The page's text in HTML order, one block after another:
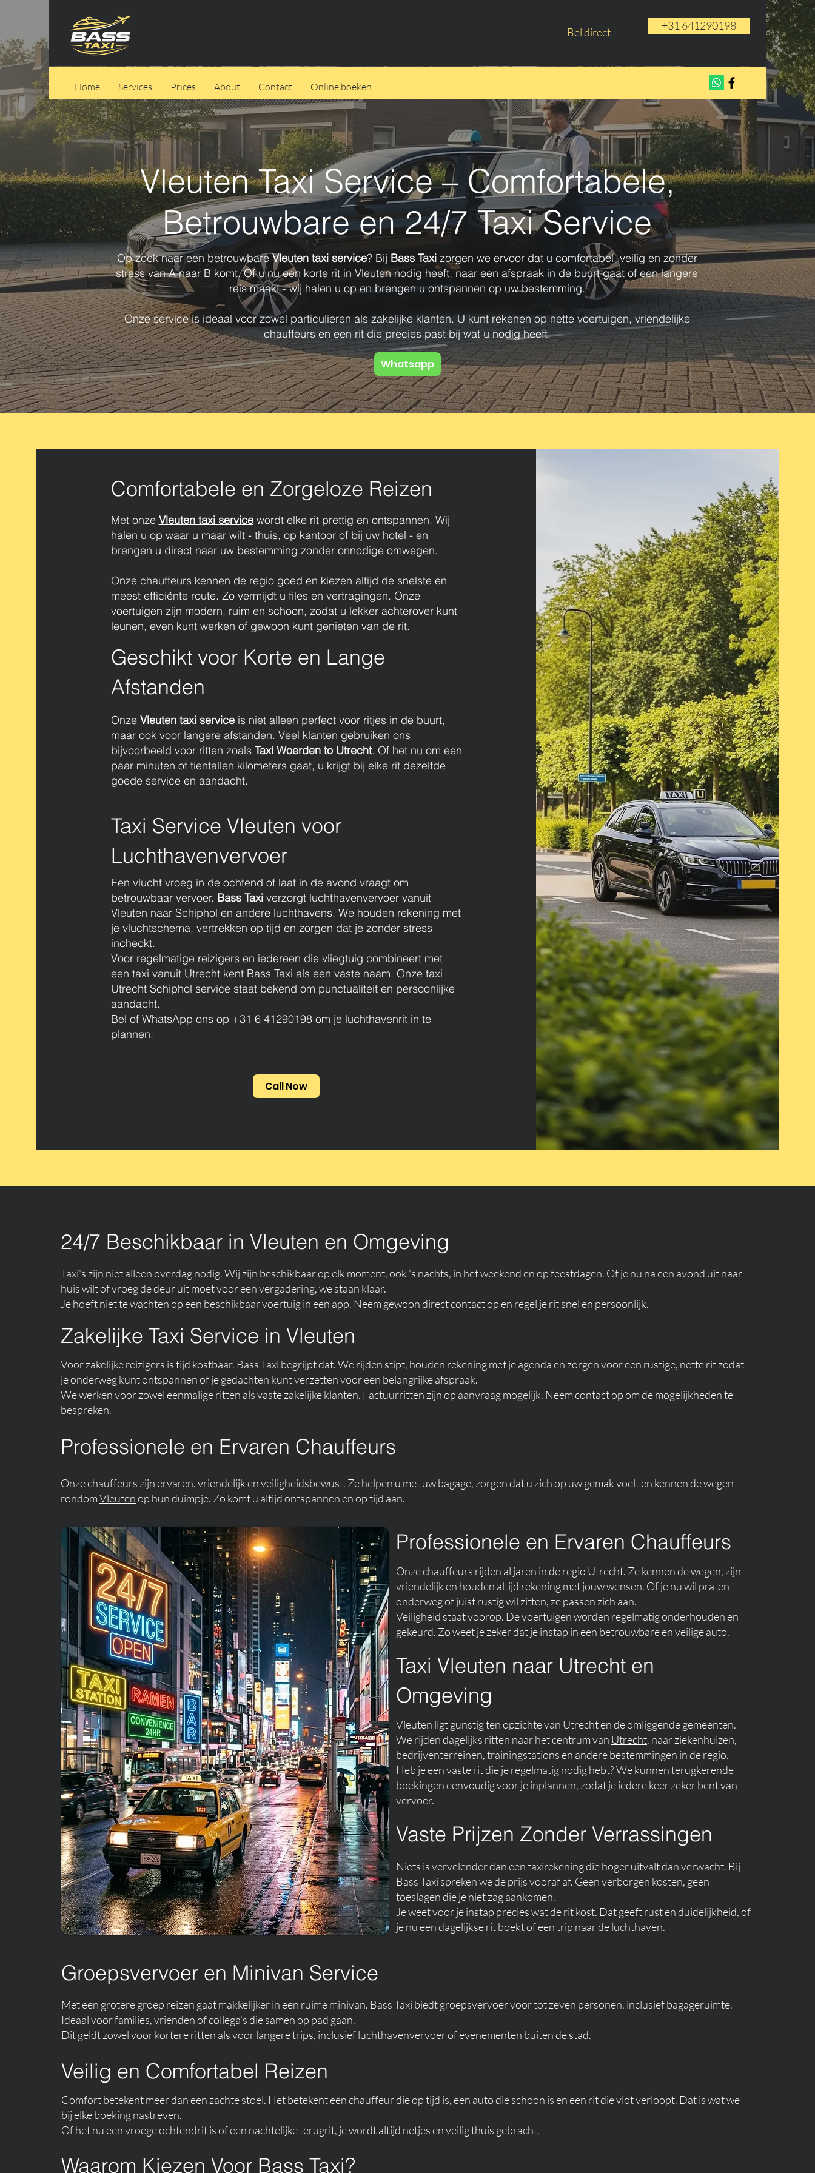
Bel direct +31 641290198
Home Services Prices About Contact Online boeken
Vleuten Taxi Service – Comfortabele,
Betrouwbare en 24/7 Taxi Service
Op zoek naar een betrouwbareVleuten taxi service? Bij Bass Taxizorgen we ervoor dat u comfortabel, veilig en zonder
stress van A naar B komt. Of u nu een korte rit in Vleuten nodig heeft, naar een afspraak in de buurt gaat of een langere
reis maakt - wij halen u op en brengen u ontspannen op uw bestemming.
Onze service is ideaal voor zowel particulieren als zakelijke klanten. U kunt rekenen op nette voertuigen, vriendelijke
chauffeurs en een rit die precies past bij wat u nodig heeft.
Whatsapp
Comfortabele en Zorgeloze Reizen
Met onze Vleuten taxi servicewordt elke rit prettig en ontspannen. Wij
halen u op waar u maar wilt - thuis, op kantoor of bij uw hotel - en
brengen u direct naar uw bestemming zonder onnodige omwegen.
Onze chauffeurs kennen de regio goed en kiezen altijd de snelste en
meest efficiënte route. Zo vermijdt u files en vertragingen. Onze
voertuigen zijn modern, ruim en schoon, zodat u lekker achterover kunt
leunen, even kunt werken of gewoon kunt genieten van de rit.
Geschikt voor Korte en Lange
Afstanden
Onze Vleuten taxi serviceis niet alleen perfect voor ritjes in de buurt,
maar ook voor langere afstanden. Veel klanten gebruiken ons
bijvoorbeeld voor ritten zoals Taxi Woerden to Utrecht. Of het nu om een
paar minuten of tientallen kilometers gaat, u krijgt bij elke rit dezelfde
goede service en aandacht.
Taxi Service Vleuten voor
Luchthavenvervoer
Een vlucht vroeg in de ochtend of laat in de avond vraagt om
betrouwbaar vervoer. Bass Taxiverzorgt luchthavenvervoer vanuit
Vleuten naar Schiphol en andere luchthavens. We houden rekening met
je vluchtschema, vertrekken op tijd en zorgen dat je zonder stress
incheckt.
Voor regelmatige reizigers en iedereen die vliegtuig combineert met
een taxi vanuit Utrecht kent Bass Taxi als een vaste naam. Onze taxi
Utrecht Schiphol service staat bekend om punctualiteit en persoonlijke
aandacht.
Bel of WhatsApp ons op +31 6 41290198 om je luchthavenrit in te
plannen.
Call Now
24/7 Beschikbaar in Vleuten en Omgeving
Taxi's zijn niet alleen overdag nodig. Wij zijn beschikbaar op elk moment, ook 's nachts, in het weekend en op feestdagen. Of je nu na een avond uit naar
huis wilt of vroeg de deur uit moet voor een vergadering, we staan klaar.
Je hoeft niet te wachten op een beschikbaar voertuig in een app. Neem gewoon direct contact op en regel je rit snel en persoonlijk.
Zakelijke Taxi Service in Vleuten
Voor zakelijke reizigers is tijd kostbaar. Bass Taxi begrijpt dat. We rijden stipt, houden rekening met je agenda en zorgen voor een rustige, nette rit zodat
je onderweg kunt ontspannen of je gedachten kunt verzetten voor een belangrijke afspraak.
We werken voor zowel eenmalige ritten als vaste zakelijke klanten. Factuurritten zijn op aanvraag mogelijk. Neem contact op om de mogelijkheden te
bespreken.
Professionele en Ervaren Chauffeurs
Onze chauffeurs zijn ervaren, vriendelijk en veiligheidsbewust. Ze helpen u met uw bagage, zorgen dat u zich op uw gemak voelt en kennen de wegen
rondomVleutenop hun duimpje. Zo komt u altijd ontspannen en op tijd aan.
Professionele en Ervaren Chauffeurs
Onze chauffeurs rijden al jaren in de regio Utrecht. Ze kennen de wegen, zijn
vriendelijk en houden altijd rekening met jouw wensen. Of je nu wil praten
onderweg of juist rustig wil zitten, ze passen zich aan.
Veiligheid staat voorop. De voertuigen worden regelmatig onderhouden en
gekeurd. Zo weet je zeker dat je instap in een betrouwbare en veilige auto.
Taxi Vleuten naar Utrecht en
Omgeving
Vleuten ligt gunstig ten opzichte van Utrecht en de omliggende gemeenten.
We rijden dagelijks ritten naar het centrum van Utrecht, naar ziekenhuizen,
bedrijventerreinen, trainingstations en andere bestemmingen in de regio.
Heb je een vaste rit die je regelmatig nodig hebt? We kunnen terugkerende
boekingen eenvoudig voor je inplannen, zodat je iedere keer zeker bent van
vervoer.
Vaste Prijzen Zonder Verrassingen
Niets is vervelender dan een taxirekening die hoger uitvalt dan verwacht. Bij
Bass Taxi spreken we de prijs vooraf af. Geen verborgen kosten, geen
toeslagen die je niet zag aankomen.
Je weet voor je instap precies wat de rit kost. Dat geeft rust en duidelijkheid, of
je nu een dagelijkse rit boekt of een trip naar de luchthaven.
Groepsvervoer en Minivan Service
Met een grotere groep reizen gaat makkelijker in een ruime minivan. Bass Taxi biedt groepsvervoer voor tot zeven personen, inclusief bagageruimte.
Ideaal voor families, vrienden of collega's die samen op pad gaan.
Dit geldt zowel voor kortere ritten als voor langere trips, inclusief luchthavenvervoer of evenementen buiten de stad.
Veilig en Comfortabel Reizen
Comfort betekent meer dan een zachte stoel. Het betekent een chauffeur die op tijd is, een auto die schoon is en een rit die vlot verloopt. Dat is wat we
bij elke boeking nastreven.
Of het nu een vroege ochtendrit is of een nachtelijke terugrit, je wordt altijd netjes en veilig thuis gebracht.
Waarom Kiezen Voor Bass Taxi?